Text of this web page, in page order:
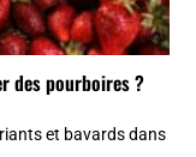
des pourboires ?
et bavards dans